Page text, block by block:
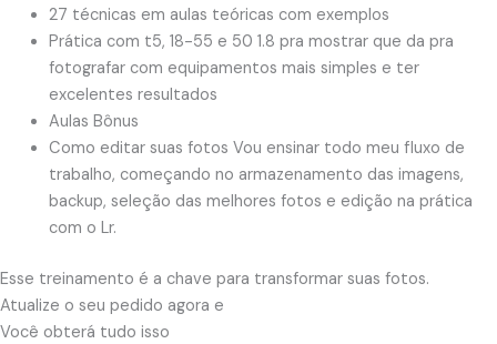
27 técnicas em aulas teóricas com exemplos
Prática com t5, 18-55 e 50 1.8 pra mostrar que da pra
fotografar com equipamentos mais simples e ter
excelentes resultados
Aulas Bônus
Como editar suas fotos Vou ensinar todo meu fluxo de
trabalho, começando no armazenamento das imagens,
backup, seleção das melhores fotos e edição na prática
com o Lr.
Esse treinamento é a chave para transformar suas fotos.
Atualize o seu pedido agora e
Você obterá tudo isso